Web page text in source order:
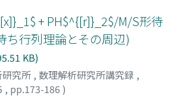
+ PH$^{[r]}_2$/M/S形待
ち行列理論とその周辺)
KB)
究所 , 数理解析研究所講究録 ,
, pp.173-186 )